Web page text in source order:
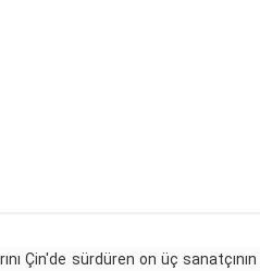
Çin'de sürdüren on üç sanatçının